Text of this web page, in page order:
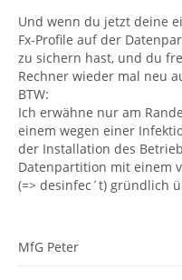
Und wenn du jetzt deine
Fx-Profile auf der
zu sichern hast, und du
Rechner wieder mal neu
BTW:
Ich erwähne nur am
einem wegen einer
der Installation des
Datenpartition mit einem
(=> desinfec´t) gründlich
MfG Peter